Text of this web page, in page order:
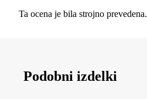
Ta ocena je bila strojno prevedena.
Podobni izdelki